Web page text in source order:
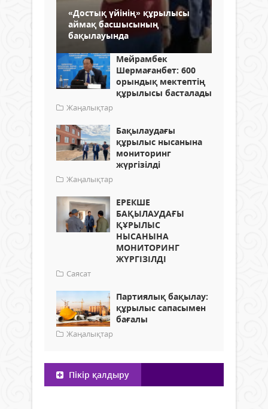
«Достық үйінің» құрылысы
аймақ басшысының
бақылауында
Мейрамбек
Шермағанбет: 600
орындық мектептің
құрылысы басталады
Жаңалықтар
Бақылаудағы
құрылыс нысанына
мониторинг
жүргізілді
Жаңалықтар
ЕРЕКШЕ
БАҚЫЛАУДАҒЫ
ҚҰРЫЛЫС
НЫСАНЫНА
МОНИТОРИНГ
ЖҮРГІЗІЛДІ
Саясат
Партиялық бақылау:
құрылыс сапасымен
бағалы
Жаңалықтар
Пікір қалдыру